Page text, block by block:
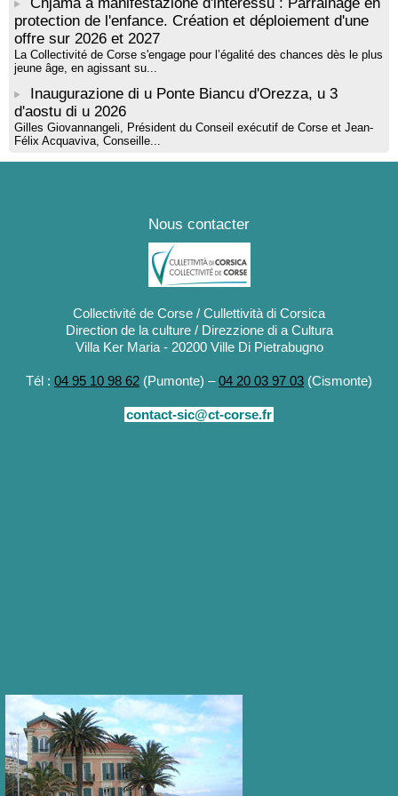
protection de l'enfance. Création et déploiement d'une
offre sur 2026 et 2027
La Collectivité de Corse s'engage pour l’égalité des chances dès le plus
jeune âge, en agissant su...
Inaugurazione di u Ponte Biancu d'Orezza, u 3
d'aostu di u 2026
Gilles Giovannangeli, Président du Conseil exécutif de Corse et Jean-
Félix Acquaviva, Conseille...
Nous contacter
Collectivité de Corse / Cullettività di Corsica
Direction de la culture / Direzzione di a Cultura
Villa Ker Maria - 20200 Ville Di Pietrabugno
Tél : 04 95 10 98 62 (Pumonte) –04 20 03 97 03 (Cismonte)
contact-sic@ct-corse.fr